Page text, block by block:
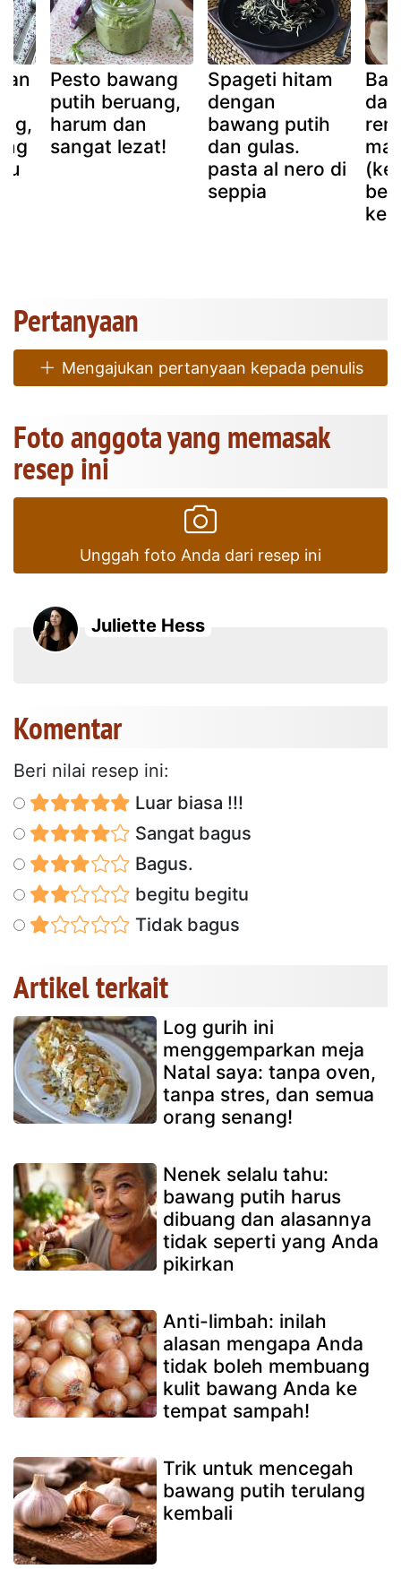
Pesto bawang
putih beruang,
harum dan
sangat lezat!
Spageti hitam
dengan
bawang putih
dan gulas.
pasta al nero di
seppia
Pertanyaan
Mengajukan pertanyaan kepada penulis
Foto anggota yang memasak
resep ini
Unggah foto Anda dari resep ini
Juliette Hess
Komentar
Beri nilai resep ini:
Luar biasa !!!
Sangat bagus
Bagus.
begitu begitu
Tidak bagus
Artikel terkait
Log gurih ini
menggemparkan meja
Natal saya: tanpa oven,
tanpa stres, dan semua
orang senang!
Nenek selalu tahu:
bawang putih harus
dibuang dan alasannya
tidak seperti yang Anda
pikirkan
Anti-limbah: inilah
alasan mengapa Anda
tidak boleh membuang
kulit bawang Anda ke
tempat sampah!
Trik untuk mencegah
bawang putih terulang
kembali